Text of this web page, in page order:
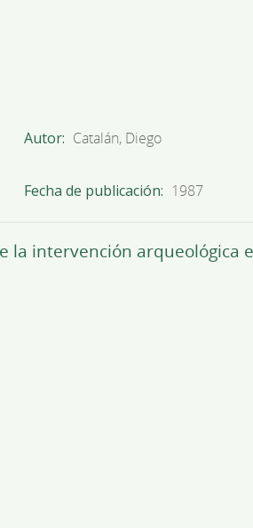
Autor Catalán, Diego
Fecha de publicación 1987
la intervención arqueológica